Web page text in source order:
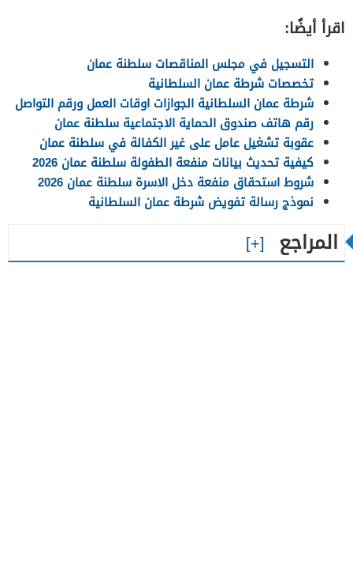
اقرأ أيضًا:
التسجيل في مجلس المناقصات سلطنة عمان
تخصصات شرطة عمان السلطانية
شرطة عمان السلطانية الجوازات اوقات العمل ورقم التواصل
رقم هاتف صندوق الحماية الاجتماعية سلطنة عمان
عقوبة تشغيل عامل على غير الكفالة في سلطنة عمان
كيفية تحديث بيانات منفعة الطفولة سلطنة عمان 2026
شروط استحقاق منفعة دخل الاسرة سلطنة عمان 2026
نموذج رسالة تفويض شرطة عمان السلطانية
المراجع